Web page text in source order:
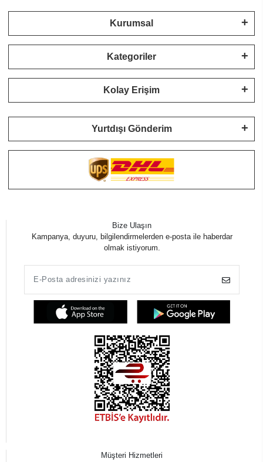
Kurumsal
Kategoriler
Kolay Erişim
Yurtdışı Gönderim
Bize Ulaşın
Kampanya, duyuru, bilgilendirmelerden e-posta ile haberdar
olmak istiyorum.
Müşteri Hizmetleri